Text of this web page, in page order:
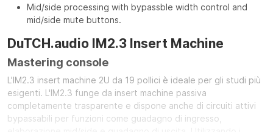
Mid/side processing with bypassble width control and
mid/side mute buttons.
DuTCH.audio IM2.3 Insert Machine
Mastering console
L'IM2.3 insert machine 2U da 19 pollici è ideale per gli studi più
esigenti. L'IM2.3 funge da insert machine passiva
completamente trasparente e dispone anche di circuiti attivi
bypassabili per funzioni come guadagno di ingresso,